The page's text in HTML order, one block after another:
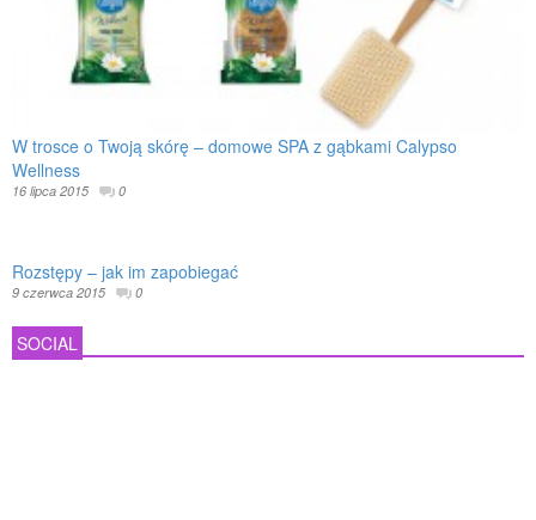
W trosce o Twoją skórę – domowe SPA z gąbkami Calypso
Wellness
16 lipca 2015 0
Rozstępy – jak im zapobiegać
9 czerwca 2015 0
SOCIAL